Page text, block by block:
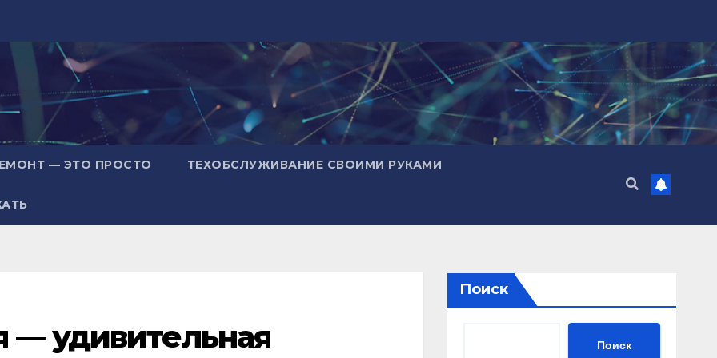
— ЭТО ПРОСТО ТЕХОБСЛУЖИВАНИЕ СВОИМИ РУКАМИ
— удивительная
Поиск
Поиск